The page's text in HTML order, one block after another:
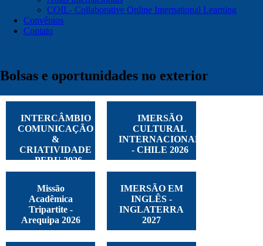
COIL- Collaborative Online International Learning
Convênios
Contato
Bolsas e oportunidades no exterior
INTERCÂMBIO
COMUNICAÇÃO
&
CRIATIVIDADE
- PERU 2026
IMERSÃO
CULTURAL
INTERNACIONAL
- CHILE 2026
Missão
Acadêmica
Tripartite -
Arequipa 2026
IMERSÃO EM
INGLÊS -
INGLATERRA
2027